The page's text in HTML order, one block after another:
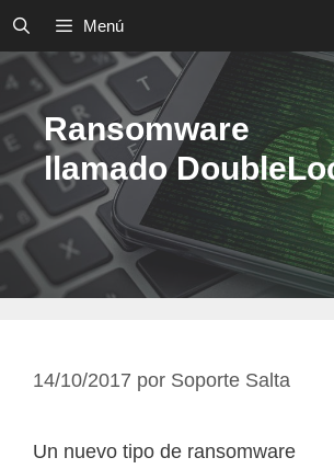
Saltar
contenido
Menú
Ransomware
llamado
14/10/2017 por Soporte Salta
Un nuevo tipo de ransomware